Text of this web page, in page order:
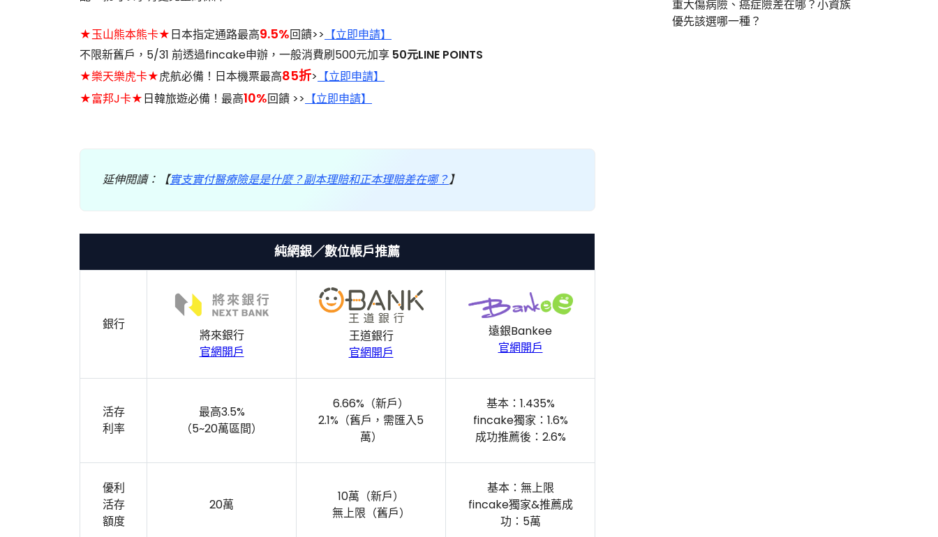
★玉山熊本熊卡★日本指定通路最高9.5%回饋>> 【立即申請】
不限新舊戶，5/31 前透過fincake申辦，一般消費刷500元加享 50元LINE POINTS
★樂天樂虎卡★虎航必備！日本機票最高85折> 【立即申請】
★富邦J卡★日韓旅遊必備！最高10%回饋 >> 【立即申請】
延伸閱讀：【實支實付醫療險是是什麼？副本理賠和正本理賠差在哪？】
純網銀／數位帳戶推薦
銀行
將來銀行
官網開戶
王道銀行
官網開戶
遠銀Bankee
官網開戶
活存
利率
最高3.5%
（5~20萬區間）
6.66%（新戶）
2.1%（舊戶，需匯入5
萬）
基本：1.435%
fincake獨家：1.6%
成功推薦後：2.6%
優利
活存
額度
20萬
10萬（新戶）
無上限（舊戶）
基本：無上限
fincake獨家&推薦成
功：5萬
重大傷病險、癌症險差在哪？小資族
優先該選哪一種？